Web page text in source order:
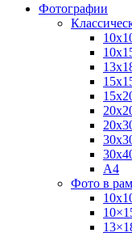
Фотографии
А4
Фото в